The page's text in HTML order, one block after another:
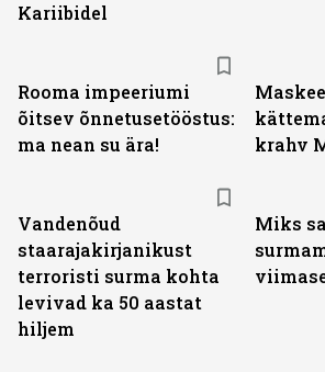
Kariibidel
Rooma impeeriumi
õitsev õnnetusetööstus:
ma nean su ära!
krahv
Vandenõud
staarajakirjanikust
terroristi surma kohta
levivad ka 50 aastat
hiljem
Miks